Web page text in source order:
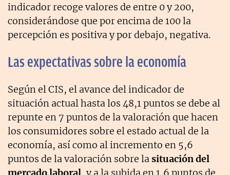
indicador recoge valores de entre 0 y 200,
considerándose que por encima de 100 la
percepción es positiva y por debajo, negativa.
Las expectativas sobre la economía
Según el CIS, el avance del indicador de
situación actual hasta los 48,1 puntos se debe al
repunte en 7 puntos de la valoración que hacen
los consumidores sobre el estado actual de la
economía, así como al incremento en 5,6
puntos de la valoración sobre la situación del
mercado laboral , y a la subida en 1,6 puntos de